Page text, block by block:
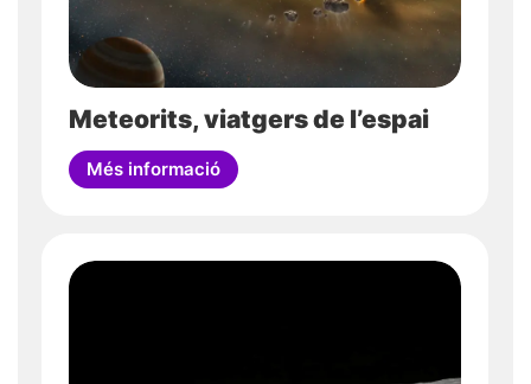
Meteorits, viatgers de l’espai
Més informació